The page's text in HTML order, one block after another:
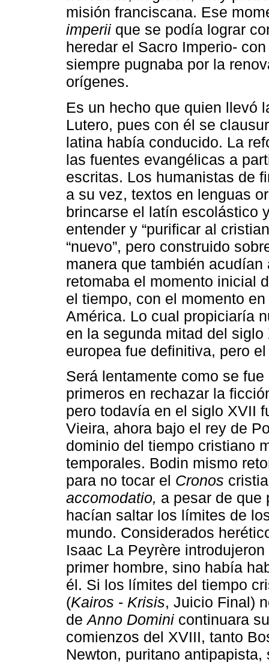
misión franciscana. Ese
imperii que se podía lograr
heredar el Sacro Imperio-
siempre pugnaba por la
orígenes.
Es un hecho que quien llevó
Lutero, pues con él se
latina había conducido. La
las fuentes evangélicas a
escritas. Los humanistas de
a su vez, textos en lenguas
brincarse el latín escolástico
entender y “purificar al
“nuevo”, pero construido
manera que también
retomaba el momento inicial
el tiempo, con el momento
América. Lo cual propiciaría
en la segunda mitad del
europea fue definitiva, pero
Será lentamente como se
primeros en rechazar la
pero todavía en el siglo XVII
Vieira, ahora bajo el rey de
dominio del tiempo cristiano
temporales. Bodin mismo
para no tocar el Cronos
accomodatio, a pesar de que
hacían saltar los límites de
mundo. Considerados
Isaac La Peyrère
primer hombre, sino había
él. Si los límites del tiempo
(Kairos - Krisis, Juicio Final)
deAnno Domini continuara
comienzos del XVIII, tanto
Newton, puritano